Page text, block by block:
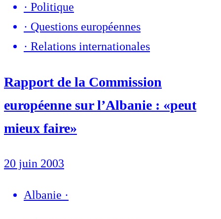
· Politique
· Questions européennes
· Relations internationales
Rapport de la Commission
européenne sur l’Albanie : «peut
mieux faire»
20 juin 2003
Albanie ·